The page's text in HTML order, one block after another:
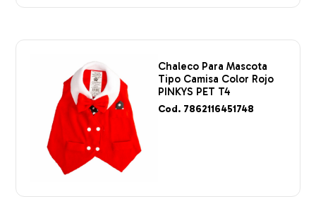
Chaleco Para Mascota
Tipo Camisa Color Rojo
PINKYS PET T4
Cod. 7862116451748